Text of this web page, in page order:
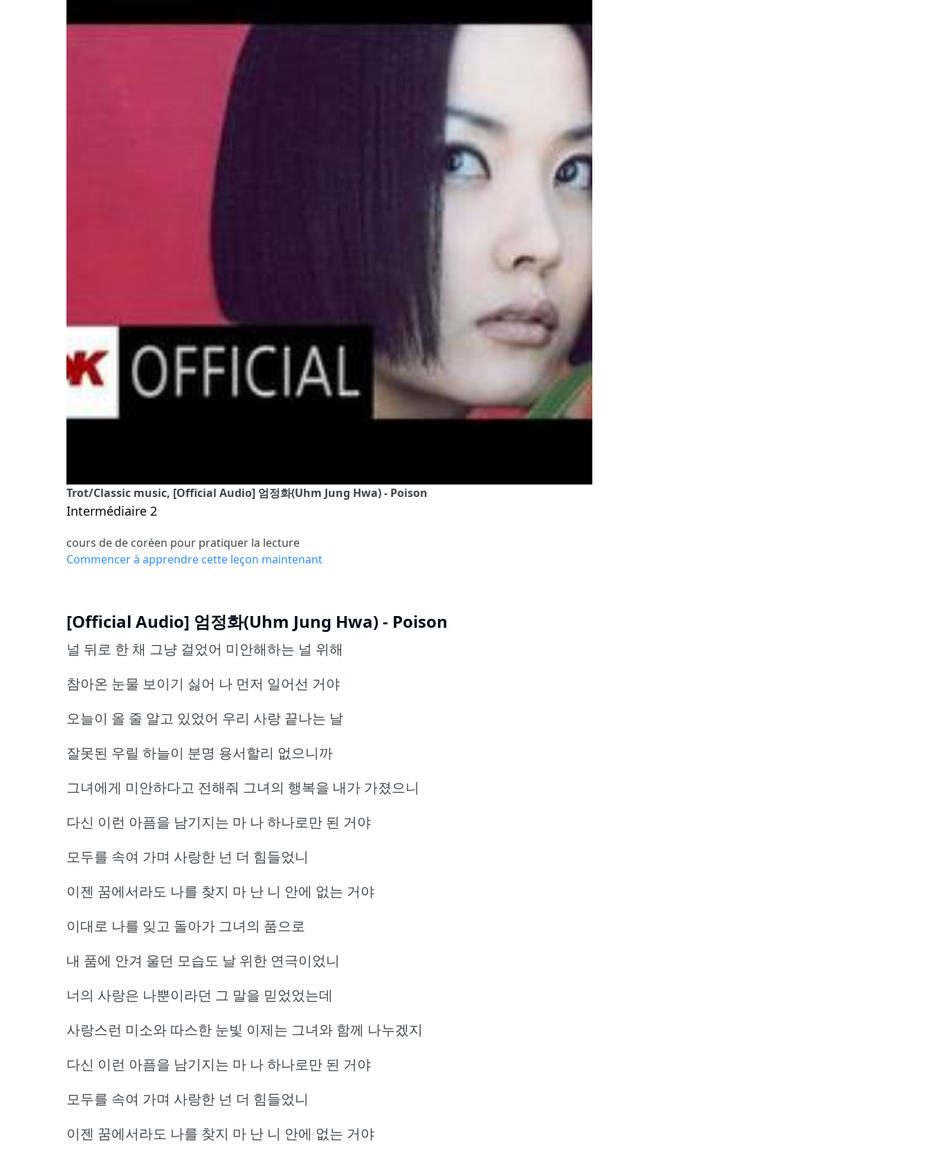
Trot/Classic music, [Official Audio] 엄정화(Uhm Jung Hwa) - Poison
Intermédiaire 2
cours de de coréen pour pratiquer la lecture
Commencer à apprendre cette leçon maintenant
[Official Audio] 엄정화(Uhm Jung Hwa) - Poison
널 뒤로 한 채 그냥 걸었어 미안해하는 널 위해
참아온 눈물 보이기 싫어 나 먼저 일어선 거야
오늘이 올 줄 알고 있었어 우리 사랑 끝나는 날
잘못된 우릴 하늘이 분명 용서할리 없으니까
그녀에게 미안하다고 전해줘 그녀의 행복을 내가 가졌으니
다신 이런 아픔을 남기지는 마 나 하나로만 된 거야
모두를 속여 가며 사랑한 넌 더 힘들었니
이젠 꿈에서라도 나를 찾지 마 난 니 안에 없는 거야
이대로 나를 잊고 돌아가 그녀의 품으로
내 품에 안겨 울던 모습도 날 위한 연극이었니
너의 사랑은 나뿐이라던 그 말을 믿었었는데
사랑스런 미소와 따스한 눈빛 이제는 그녀와 함께 나누겠지
다신 이런 아픔을 남기지는 마 나 하나로만 된 거야
모두를 속여 가며 사랑한 넌 더 힘들었니
이젠 꿈에서라도 나를 찾지 마 난 니 안에 없는 거야